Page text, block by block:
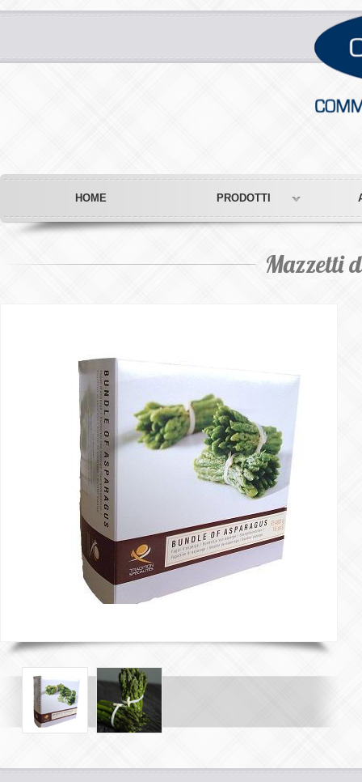
HOME PRODOTTI
Mazzetti